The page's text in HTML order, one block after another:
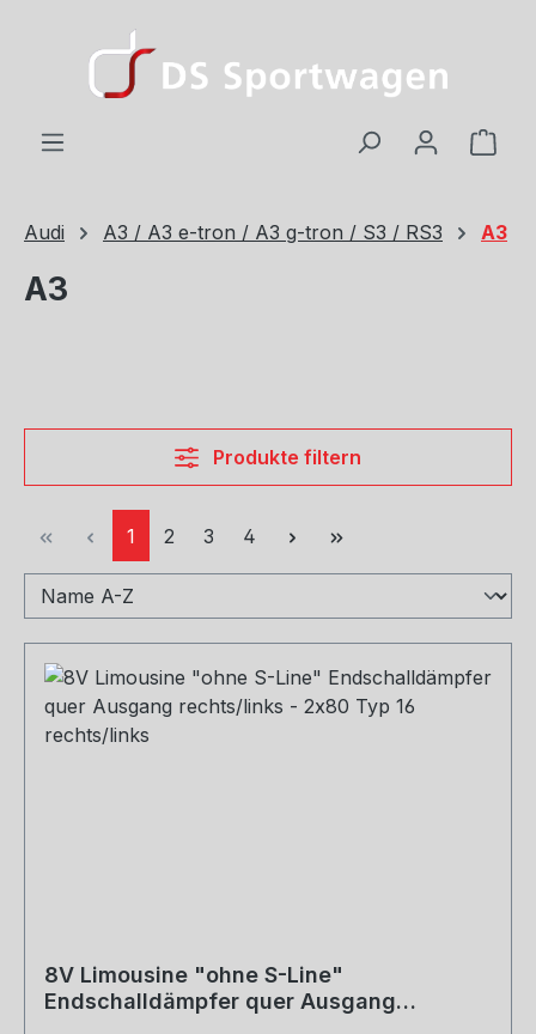
Zum Hauptinhalt springen
Audi A3 / A3 e-tron / A3 g-tron / S3 / RS3 A3
A3
Produkte filtern
Seite
1 Seite
2 Seite
3 Seite
4
8V Limousine "ohne S-Line"
Endschalldämpfer quer Ausgang